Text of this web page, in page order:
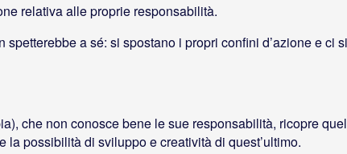
relativa alle proprie responsabilità.
a sé: si spostano i propri confini d’azione e ci
che non conosce bene le sue responsabilità, ricopre
la possibilità di sviluppo e creatività di quest’ultimo.